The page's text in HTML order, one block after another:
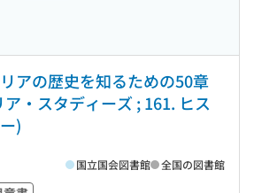
アの歴史を知るための50章
ア・スタディーズ ; 161. ヒス
)
国立国会図書館 全国の図書館